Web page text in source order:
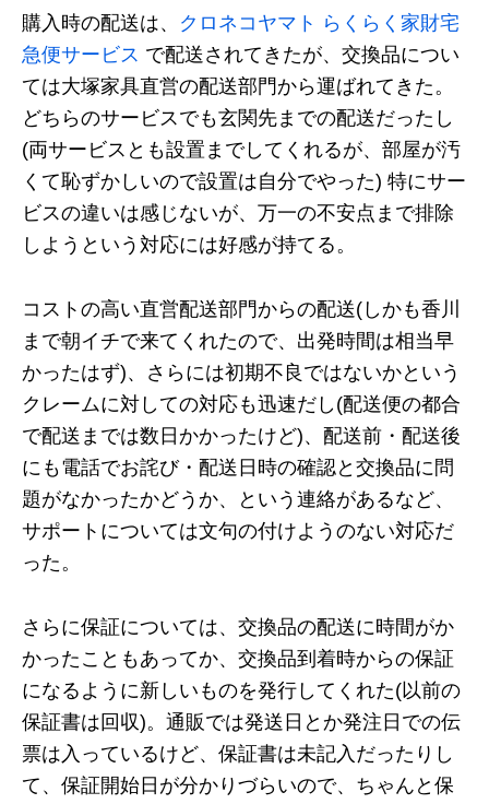
購入時の配送は、 クロネコヤマト らくらく家財宅
急便サービス で配送されてきたが、交換品につい
ては大塚家具直営の配送部門から運ばれてきた。
どちらのサービスでも玄関先までの配送だったし
(両サービスとも設置までしてくれるが、部屋が汚
くて恥ずかしいので設置は自分でやった) 特にサー
ビスの違いは感じないが、万一の不安点まで排除
しようという対応には好感が持てる。
コストの高い直営配送部門からの配送(しかも香川
まで朝イチで来てくれたので、出発時間は相当早
かったはず)、さらには初期不良ではないかという
クレームに対しての対応も迅速だし(配送便の都合
で配送までは数日かかったけど)、配送前・配送後
にも電話でお詫び・配送日時の確認と交換品に問
題がなかったかどうか、という連絡があるなど、
サポートについては文句の付けようのない対応だ
った。
さらに保証については、交換品の配送に時間がか
かったこともあってか、交換品到着時からの保証
になるように新しいものを発行してくれた(以前の
保証書は回収)。通販では発送日とか発注日での伝
票は入っているけど、保証書は未記入だったりし
て、保証開始日が分かりづらいので、ちゃんと保